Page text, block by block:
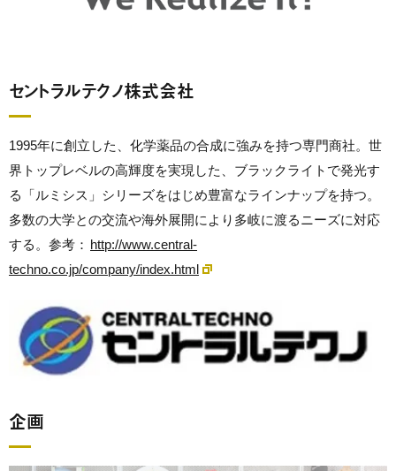
セントラルテクノ株式会社
1995年に創立した、化学薬品の合成に強みを持つ専門商社。世
界トップレベルの高輝度を実現した、ブラックライトで発光す
る「ルミシス」シリーズをはじめ豊富なラインナップを持つ。
多数の大学との交流や海外展開により多岐に渡るニーズに対応
する。参考： http://www.central-
techno.co.jp/company/index.html
企画